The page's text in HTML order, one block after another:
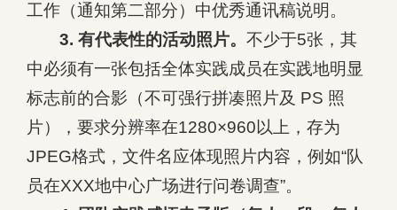
工作（通知第二部分）中优秀通讯稿说明。
3. 有代表性的活动照片。不少于5张，其
中必须有一张包括全体实践成员在实践地明显
标志前的合影（不可强行拼凑照片及 PS 照
片），要求分辨率在1280×960以上，存为
JPEG格式，文件名应体现照片内容，例如“队
员在XXX地中心广场进行问卷调查”。